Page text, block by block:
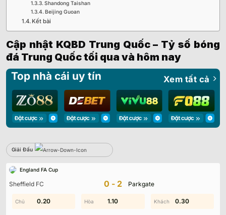
Shandong Taishan
Beijing Guoan
Kết bài
Cập nhật KQBD Trung Quốc – Tỷ số bóng
đá Trung Quốc tối qua và hôm nay
Top nhà cái uy tín Xem tất cả
Giải Đấu
England FA Cup
Sheffield FC 0-2 Parkgate
2.00 0.50 0.90
0.20 1.10 0.30
Sbobet
Không có dữ liệu vui lòng chọn bộ lọc khác